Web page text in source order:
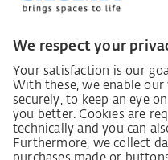
Tisk
Naše hodnoty
Sociální závazek